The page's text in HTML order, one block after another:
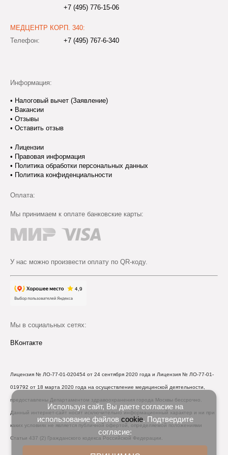
+7 (495) 776-15-06
МЕДЦЕНТР КОРП. 340:
Телефон:
+7 (495) 767-6-340
Информация:
• Налоговый вычет (Заявление)
• Вакансии
• Отзывы
• Оставить отзыв
• Лицензии
• Правовая информация
• Политика обработки персональных данных
• Политика конфиденциальности
Оплата:
Мы принимаем к оплате банковские карты:
У нас можно произвести оплату по QR-коду.
Мы в социальных сетях:
ВКонтакте
Лицензия № ЛО-77-01-020454 от 24 сентября 2020 года и Лицензия № ЛО-77-01-
019792 от 18 марта 2020 года на осуществление медицинской деятельности,
предоставлены Департаментом здравоохранения города Москвы бессрочно.
Данный интернет-сайт носит исключительно информационный характер и ни при
каких условиях не является публичной офертой, определяемой положениями
Статьи 437 (2) Гражданского кодекса Российской Федерации.
Используя сайт, Вы даете согласие на
использование файлов cookie. Подтвердите
согласие: